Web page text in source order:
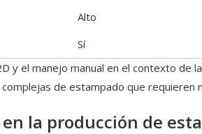
Alto
Sí
el manejo manual en el contexto de
de estampado que requieren
la producción de